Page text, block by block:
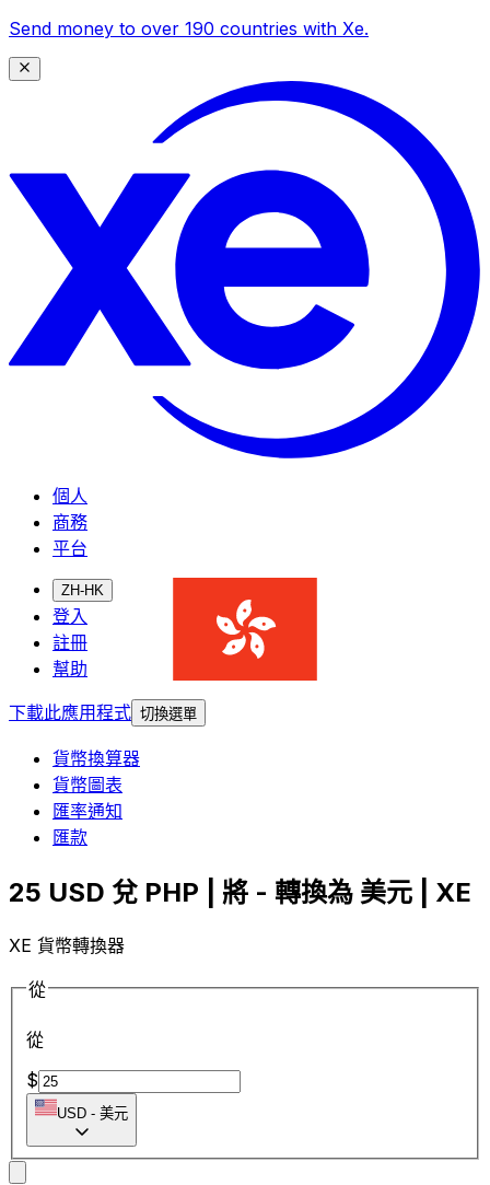
Send money to over 190 countries with Xe.
個人
商務
平台
ZH-HK
登入
註冊
幫助
下載此應用程式 切換選單
貨幣換算器
貨幣圖表
匯率通知
匯款
25 USD 兌 PHP | 將 - 轉換為 美元 | XE
XE 貨幣轉換器
從
從
$
USD - 美元